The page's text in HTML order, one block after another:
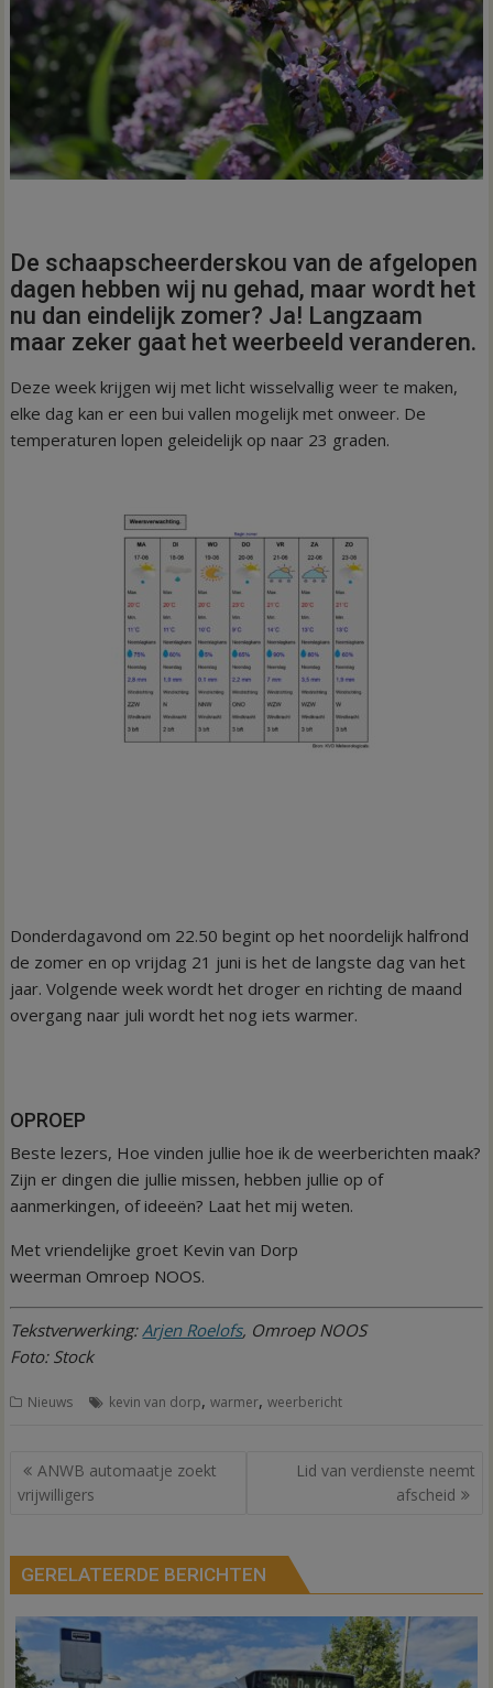
De schaapscheerderskou van de afgelopen
dagen hebben wij nu gehad, maar wordt het
nu dan eindelijk zomer? Ja! Langzaam
maar zeker gaat het weerbeeld veranderen.
Deze week krijgen wij met licht wisselvallig weer te maken,
elke dag kan er een bui vallen mogelijk met onweer. De
temperaturen lopen geleidelijk op naar 23 graden.
Donderdagavond om 22.50 begint op het noordelijk halfrond
de zomer en op vrijdag 21 juni is het de langste dag van het
jaar. Volgende week wordt het droger en richting de maand
overgang naar juli wordt het nog iets warmer.
OPROEP
Beste lezers, Hoe vinden jullie hoe ik de weerberichten maak?
Zijn er dingen die jullie missen, hebben jullie op of
aanmerkingen, of ideeën? Laat het mij weten.
Met vriendelijke groet Kevin van Dorp
weerman Omroep NOOS.
Tekstverwerking:Arjen Roelofs, Omroep NOOS
Foto: Stock
Nieuws kevin van dorp,warmer,weerbericht
Bericht
navigatie
ANWB automaatje zoekt
vrijwilligers
Lid van verdienste neemt
afscheid
GERELATEERDE BERICHTEN